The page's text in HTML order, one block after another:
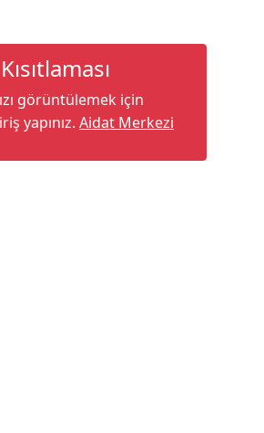
görüntülemek için
yapınız. Aidat Merkezi